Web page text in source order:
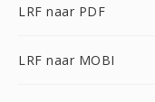
LRF naar PDF
LRF naar MOBI